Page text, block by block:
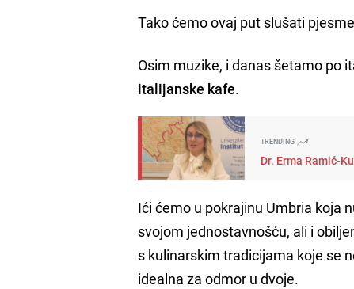
Tako ćemo ovaj put slušati
Osim muzike, i danas šetamo po
italijanske kafe.
TRENDING
Dr. Erma Ramić-
Ići ćemo u pokrajinu Umbria koja
svojom jednostavnošću, ali i
s kulinarskim tradicijama koje se
idealna za odmor u dvoje.